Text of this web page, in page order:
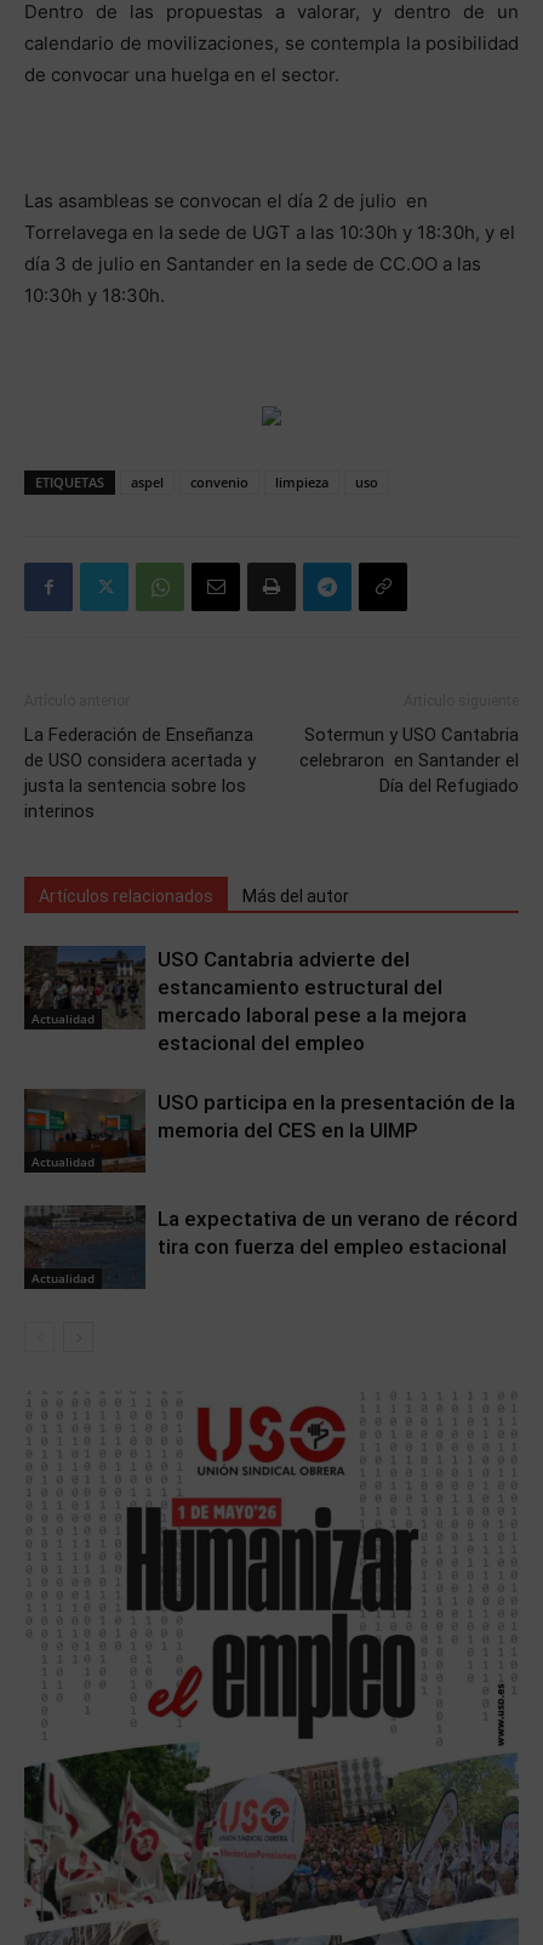
Dentro de las propuestas a valorar, y dentro de un
calendario de movilizaciones, se contempla la posibilidad
de convocar una huelga en el sector.
Las asambleas se convocan el día 2 de julio en
Torrelavega en la sede de UGT a las 10:30h y 18:30h, y el
día 3 de julio en Santander en la sede de CC.OO a las
10:30h y 18:30h.
ETIQUETAS aspel convenio limpieza uso
La Federación de Enseñanza
de USO considera acertada y
justa la sentencia sobre los
interinos
Sotermun y USO Cantabria
celebraron en Santander el
Día del Refugiado
Artículos relacionados Más del autor
Actualidad
USO Cantabria advierte del
estancamiento estructural del
mercado laboral pese a la mejora
estacional del empleo
Actualidad
USO participa en la presentación de la
memoria del CES en la UIMP
Actualidad
La expectativa de un verano de récord
tira con fuerza del empleo estacional